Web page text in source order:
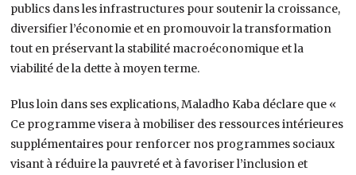
publics dans les infrastructures pour soutenir la croissance,
diversifier l’économie et en promouvoir la transformation
tout en préservant la stabilité macroéconomique et la
viabilité de la dette à moyen terme.
Plus loin dans ses explications, Maladho Kaba déclare que «
Ce programme visera à mobiliser des ressources intérieures
supplémentaires pour renforcer nos programmes sociaux
visant à réduire la pauvreté et à favoriser l’inclusion et